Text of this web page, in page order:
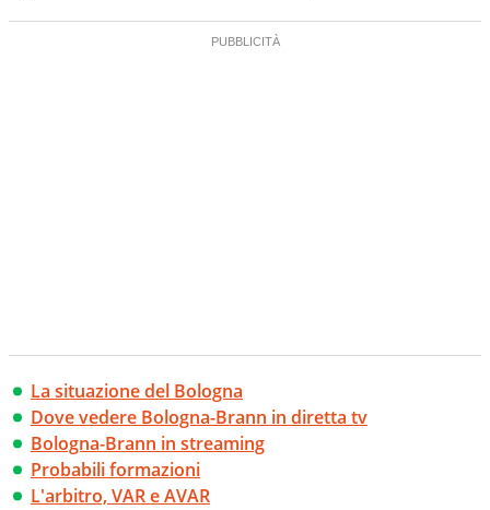
La situazione del Bologna
Dove vedere Bologna-Brann in diretta tv
Bologna-Brann in streaming
Probabili formazioni
L'arbitro, VAR e AVAR